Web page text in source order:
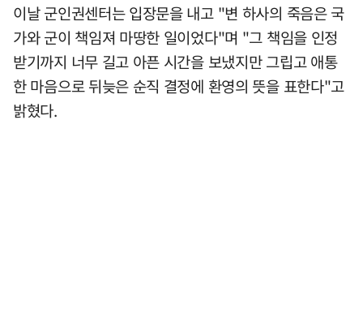
이날 군인권센터는 입장문을 내고 "변 하사의 죽음은 국
가와 군이 책임져 마땅한 일이었다"며 "그 책임을 인정
받기까지 너무 길고 아픈 시간을 보냈지만 그립고 애통
한 마음으로 뒤늦은 순직 결정에 환영의 뜻을 표한다"고
밝혔다.